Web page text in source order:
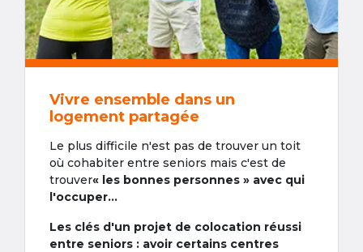
Vivre ensemble dans un
logement partagée
Le plus difficile n'est pas de trouver un toit
où cohabiter entre seniors mais c'est de
trouver« les bonnes personnes » avec qui
l'occuper...
Les clés d'un projet de colocation réussi
entre seniors : avoir certains centres